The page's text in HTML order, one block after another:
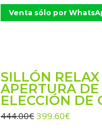
original
era:
actual
es:
Venta sólo por
SILLÓN
APERTURA
ELECCIÓN DE
444.00€ El
399.60€El